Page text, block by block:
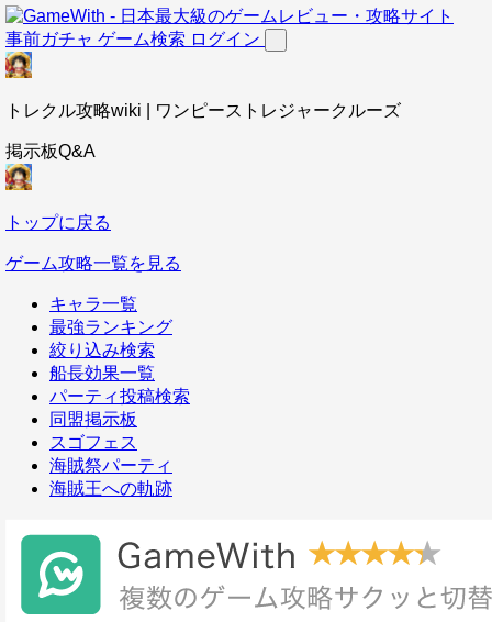
事前ガチャ ゲーム検索 ログイン
トレクル攻略wiki | ワンピーストレジャークルーズ
掲示板Q&A
トップに戻る
ゲーム攻略一覧を見る
キャラ一覧
最強ランキング
絞り込み検索
船長効果一覧
パーティ投稿検索
同盟掲示板
スゴフェス
海賊祭パーティ
海賊王への軌跡